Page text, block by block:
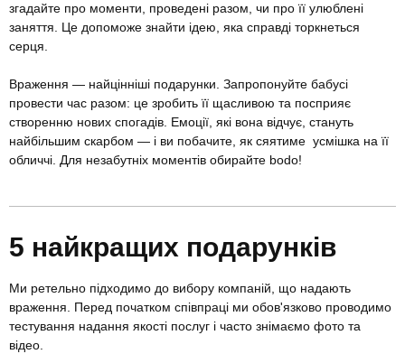
згадайте про моменти, проведені разом, чи про її улюблені
заняття. Це допоможе знайти ідею, яка справді торкнеться
серця.
Враження — найцінніші подарунки. Запропонуйте бабусі
провести час разом: це зробить її щасливою та посприяє
створенню нових спогадів. Емоції, які вона відчує, стануть
найбільшим скарбом — і ви побачите, як сяятиме усмішка на її
обличчі. Для незабутніх моментів обирайте bodo!
5 найкращих подарунків
Ми ретельно підходимо до вибору компаній, що надають
враження. Перед початком співпраці ми обов'язково проводимо
тестування надання якості послуг і часто знімаємо фото та
відео.